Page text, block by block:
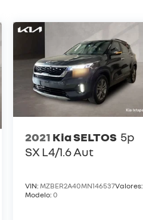
2021 Kia SELTOS 5p
SX L4/1.6 Aut
VIN: MZBER2A40MN146537Valores:
Modelo: 0